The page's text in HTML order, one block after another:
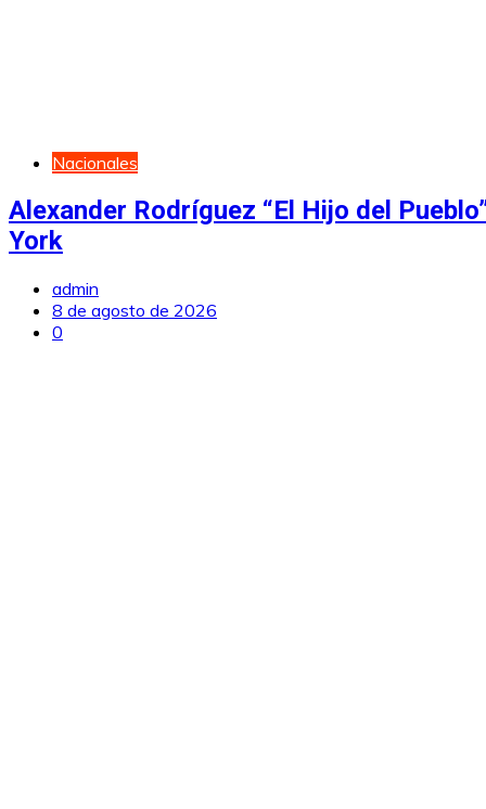
Nacionales
Alexander Rodríguez “El Hijo del
York
admin
8 de agosto de 2026
0